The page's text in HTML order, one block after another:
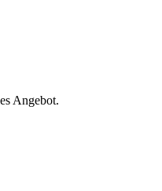
Angebot.